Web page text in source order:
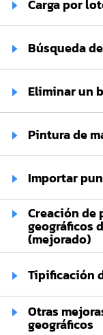
Carga por
Búsqueda
Eliminar un
Pintura de
Importar
Creación de
geográficos
(mejorado)
Tipificación
Otras
geográficos